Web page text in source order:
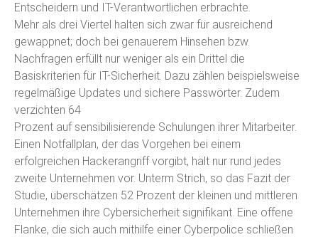
Entscheidern und IT-Verantwortlichen erbrachte.
Mehr als drei Viertel halten sich zwar für ausreichend
gewappnet; doch bei genauerem Hinsehen bzw.
Nachfragen erfüllt nur weniger als ein Drittel die
Basiskriterien für IT-Sicherheit. Dazu zählen beispielsweise
regelmäßige Updates und sichere Passwörter. Zudem
verzichten 64
Prozent auf sensibilisierende Schulungen ihrer Mitarbeiter.
Einen Notfallplan, der das Vorgehen bei einem
erfolgreichen Hackerangriff vorgibt, hält nur rund jedes
zweite Unternehmen vor. Unterm Strich, so das Fazit der
Studie, überschätzen 52 Prozent der kleinen und mittleren
Unternehmen ihre Cybersicherheit signifikant. Eine offene
Flanke, die sich auch mithilfe einer Cyberpolice schließen